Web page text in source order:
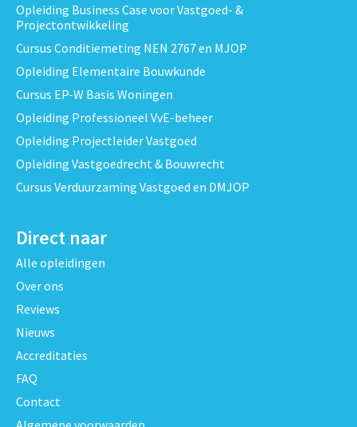
Opleiding Business Case voor Vastgoed- &
Projectontwikkeling
Cursus Conditiemeting NEN 2767 en MJOP
Opleiding Elementaire Bouwkunde
Cursus EP-W Basis Woningen
Opleiding Professioneel VvE-beheer
Opleiding Projectleider Vastgoed
Opleiding Vastgoedrecht & Bouwrecht
Cursus Verduurzaming Vastgoed en DMJOP
Direct naar
Alle opleidingen
Over ons
Reviews
Nieuws
Accreditaties
FAQ
Contact